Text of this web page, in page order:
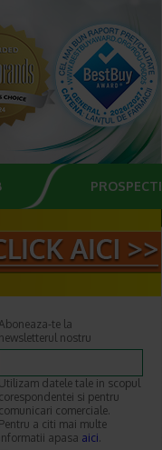
PROSPECTE
te la
newsletterul nostru
Utilizam datele tale in scopul
corespondentei si pentru
comunicari comerciale.
Pentru a citi mai multe
informatii apasa aici.